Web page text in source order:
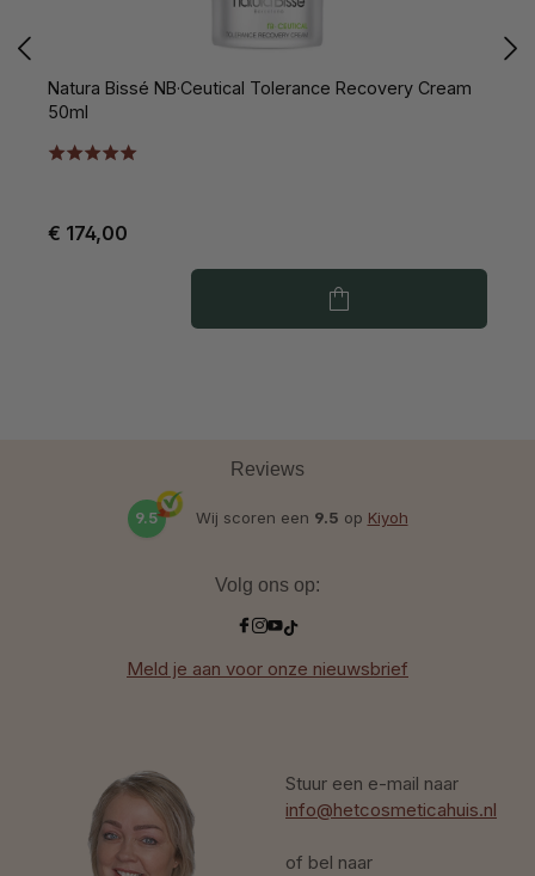
Natura Bissé NB·Ceutical Tolerance Recovery Cream
50ml
€ 174,00
Stuur een e-mail naar
info@hetcosmeticahuis.nl
of bel naar
Reviews
9.5 Wij scoren een 9.5 op Kiyoh
Volg ons op:
Meld je aan voor onze nieuwsbrief